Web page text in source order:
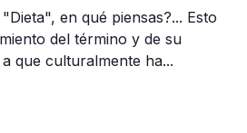
en qué piensas?... Esto
del término y de su
que culturalmente ha...